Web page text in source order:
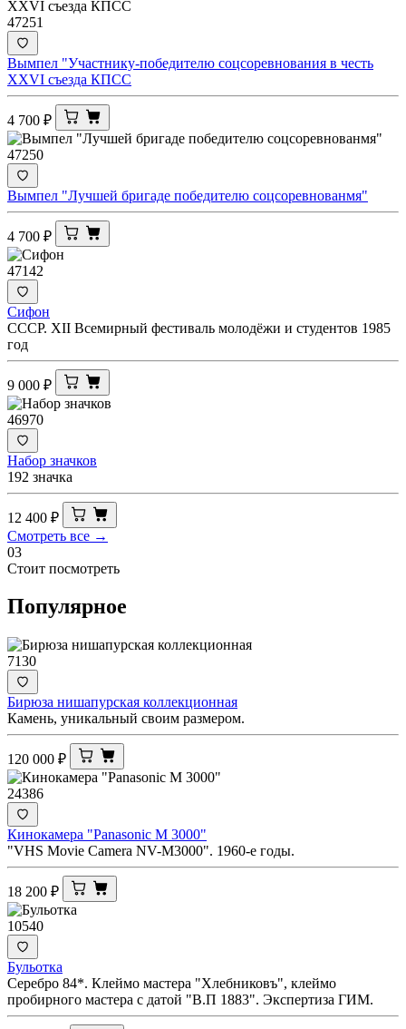
47251
Вымпел "Участнику-победителю соцсоревнования в честь
XXVI съезда КПСС
4 700 ₽
47250
Вымпел "Лучшей бригаде победителю соцсоревнованмя"
4 700 ₽
47142
Сифон
СССР. XII Всемирный фестиваль молодёжи и студентов 1985
год
9 000 ₽
46970
Набор значков
192 значка
12 400 ₽
Смотреть все →
03
Стоит посмотреть
Популярное
7130
Бирюза нишапурская коллекционная
Камень, уникальный своим размером.
120 000 ₽
24386
Кинокамера "Panasonic M 3000"
"VHS Movie Camera NV-M3000". 1960-е годы.
18 200 ₽
10540
Бульотка
Серебро 84*. Клеймо мастера "Хлебниковъ", клеймо
пробирного мастера с датой "В.П 1883". Экспертиза ГИМ.